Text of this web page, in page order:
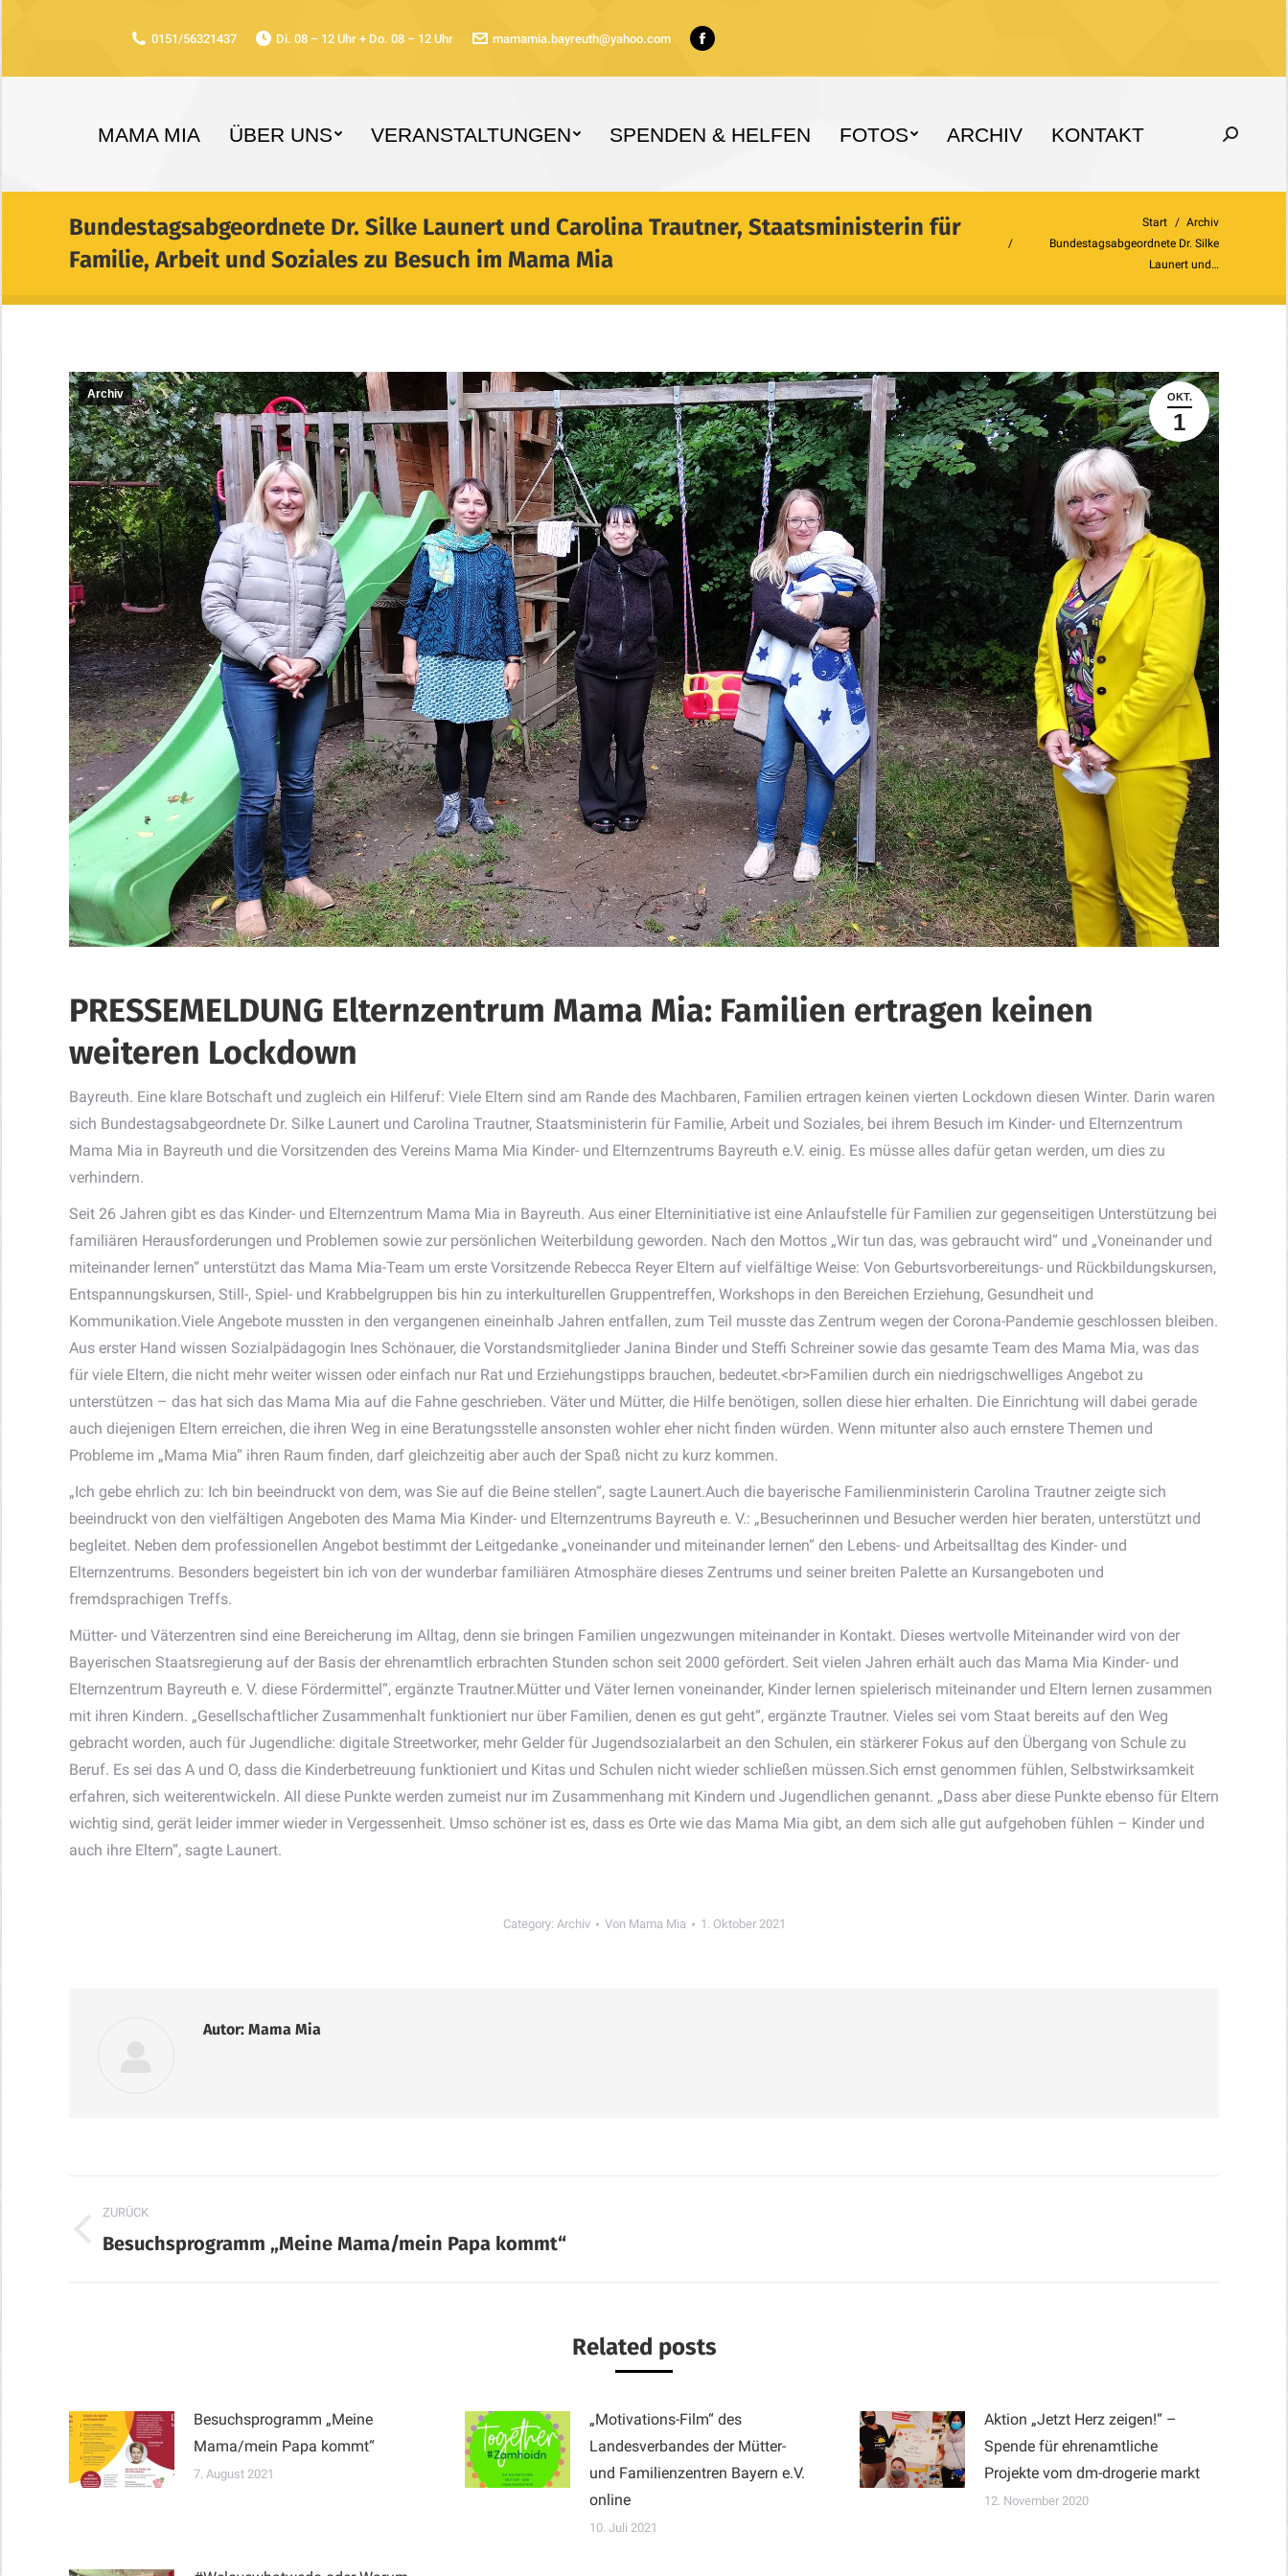
0151/56321437 Di. 08 – 12 Uhr + Do. 08 – 12 Uhr mamamia.bayreuth@yahoo.com
Facebook
page
MAMA MIA ÜBER UNS VERANSTALTUNGEN SPENDEN & HELFEN FOTOS ARCHIV KONTAKT Search:
Bundestagsabgeordnete Dr. Silke Launert und Carolina Trautner, Staatsministerin für
Familie, Arbeit und Soziales zu Besuch im Mama Mia
Sie befinden sich hier:Start
Archiv
Bundestagsabgeordnete Dr. Silke
Launert und…
OKT.
1
Archiv
PRESSEMELDUNG Elternzentrum Mama Mia: Familien ertragen keinen
weiteren Lockdown
Bayreuth. Eine klare Botschaft und zugleich ein Hilferuf: Viele Eltern sind am Rande des Machbaren, Familien ertragen keinen vierten Lockdown diesen Winter. Darin waren
sich Bundestagsabgeordnete Dr. Silke Launert und Carolina Trautner, Staatsministerin für Familie, Arbeit und Soziales, bei ihrem Besuch im Kinder- und Elternzentrum
Mama Mia in Bayreuth und die Vorsitzenden des Vereins Mama Mia Kinder- und Elternzentrums Bayreuth e.V. einig. Es müsse alles dafür getan werden, um dies zu
verhindern.
Seit 26 Jahren gibt es das Kinder- und Elternzentrum Mama Mia in Bayreuth. Aus einer Elterninitiative ist eine Anlaufstelle für Familien zur gegenseitigen Unterstützung bei
familiären Herausforderungen und Problemen sowie zur persönlichen Weiterbildung geworden. Nach den Mottos „Wir tun das, was gebraucht wird“ und „Voneinander und
miteinander lernen“ unterstützt das Mama Mia-Team um erste Vorsitzende Rebecca Reyer Eltern auf vielfältige Weise: Von Geburtsvorbereitungs- und Rückbildungskursen,
Entspannungskursen, Still-, Spiel- und Krabbelgruppen bis hin zu interkulturellen Gruppentreffen, Workshops in den Bereichen Erziehung, Gesundheit und
Kommunikation.Viele Angebote mussten in den vergangenen eineinhalb Jahren entfallen, zum Teil musste das Zentrum wegen der Corona-Pandemie geschlossen bleiben.
Aus erster Hand wissen Sozialpädagogin Ines Schönauer, die Vorstandsmitglieder Janina Binder und Steffi Schreiner sowie das gesamte Team des Mama Mia, was das
für viele Eltern, die nicht mehr weiter wissen oder einfach nur Rat und Erziehungstipps brauchen, bedeutet.<br>Familien durch ein niedrigschwelliges Angebot zu
unterstützen – das hat sich das Mama Mia auf die Fahne geschrieben. Väter und Mütter, die Hilfe benötigen, sollen diese hier erhalten. Die Einrichtung will dabei gerade
auch diejenigen Eltern erreichen, die ihren Weg in eine Beratungsstelle ansonsten wohler eher nicht finden würden. Wenn mitunter also auch ernstere Themen und
Probleme im „Mama Mia“ ihren Raum finden, darf gleichzeitig aber auch der Spaß nicht zu kurz kommen.
„Ich gebe ehrlich zu: Ich bin beeindruckt von dem, was Sie auf die Beine stellen“, sagte Launert.Auch die bayerische Familienministerin Carolina Trautner zeigte sich
beeindruckt von den vielfältigen Angeboten des Mama Mia Kinder- und Elternzentrums Bayreuth e. V.: „Besucherinnen und Besucher werden hier beraten, unterstützt und
begleitet. Neben dem professionellen Angebot bestimmt der Leitgedanke „voneinander und miteinander lernen“ den Lebens- und Arbeitsalltag des Kinder- und
Elternzentrums. Besonders begeistert bin ich von der wunderbar familiären Atmosphäre dieses Zentrums und seiner breiten Palette an Kursangeboten und
fremdsprachigen Treffs.
Mütter- und Väterzentren sind eine Bereicherung im Alltag, denn sie bringen Familien ungezwungen miteinander in Kontakt. Dieses wertvolle Miteinander wird von der
Bayerischen Staatsregierung auf der Basis der ehrenamtlich erbrachten Stunden schon seit 2000 gefördert. Seit vielen Jahren erhält auch das Mama Mia Kinder- und
Elternzentrum Bayreuth e. V. diese Fördermittel“, ergänzte Trautner.Mütter und Väter lernen voneinander, Kinder lernen spielerisch miteinander und Eltern lernen zusammen
mit ihren Kindern. „Gesellschaftlicher Zusammenhalt funktioniert nur über Familien, denen es gut geht“, ergänzte Trautner. Vieles sei vom Staat bereits auf den Weg
gebracht worden, auch für Jugendliche: digitale Streetworker, mehr Gelder für Jugendsozialarbeit an den Schulen, ein stärkerer Fokus auf den Übergang von Schule zu
Beruf. Es sei das A und O, dass die Kinderbetreuung funktioniert und Kitas und Schulen nicht wieder schließen müssen.Sich ernst genommen fühlen, Selbstwirksamkeit
erfahren, sich weiterentwickeln. All diese Punkte werden zumeist nur im Zusammenhang mit Kindern und Jugendlichen genannt. „Dass aber diese Punkte ebenso für Eltern
wichtig sind, gerät leider immer wieder in Vergessenheit. Umso schöner ist es, dass es Orte wie das Mama Mia gibt, an dem sich alle gut aufgehoben fühlen – Kinder und
auch ihre Eltern“, sagte Launert.
Category: Archiv Von Mama Mia 1. Oktober 2021
Autor: Mama Mia
ZURÜCK
Vorheriger
Besuchsprogramm „Meine Mama/mein Papa kommt“
Related posts
Besuchsprogramm „Meine
Mama/mein Papa kommt“
7. August 2021
„Motivations-Film“ des
Landesverbandes der Mütter-
und Familienzentren Bayern e.V.
online
10. Juli 2021
Aktion „Jetzt Herz zeigen!“ –
Spende für ehrenamtliche
Projekte vom dm-drogerie markt
12. November 2020